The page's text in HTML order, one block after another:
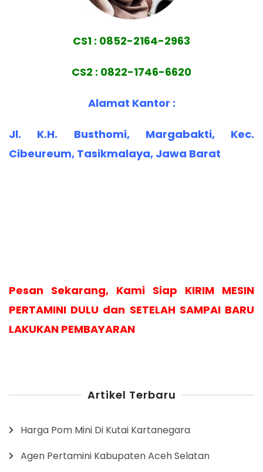
CS1 : 0852-2164-2963
CS2 : 0822-1746-6620
Alamat Kantor :
Jl. K.H. Busthomi, Margabakti, Kec.
Cibeureum, Tasikmalaya, Jawa Barat
Pesan Sekarang, Kami Siap KIRIM MESIN
PERTAMINI DULU dan SETELAH SAMPAI BARU
LAKUKAN PEMBAYARAN
Artikel Terbaru
Harga Pom Mini Di Kutai Kartanegara
Agen Pertamini Kabupaten Aceh Selatan